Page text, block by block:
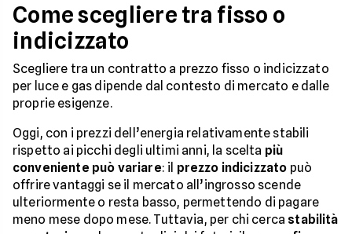
Come scegliere tra fisso o
indicizzato
Scegliere tra un contratto a prezzo fisso o indicizzato
per luce e gas dipende dal contesto di mercato e dalle
proprie esigenze.
Oggi, con i prezzi dell’energia relativamente stabili
rispetto ai picchi degli ultimi anni, la scelta più
conveniente può variare: il prezzo indicizzato può
offrire vantaggi se il mercato all’ingrosso scende
ulteriormente o resta basso, permettendo di pagare
meno mese dopo mese. Tuttavia, per chi cerca stabilità